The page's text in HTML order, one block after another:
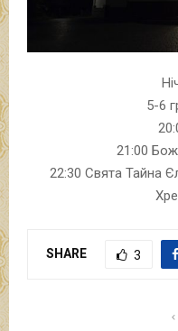
5-6
21:00
22:30 Свята Тайна
SHARE 3